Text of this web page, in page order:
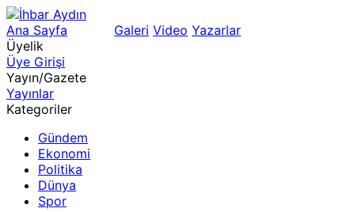
Ana Sayfa Galeri Video Yazarlar
Üyelik
Üye Girişi
Yayın/Gazete
Yayınlar
Kategoriler
Gündem
Ekonomi
Politika
Dünya
Spor